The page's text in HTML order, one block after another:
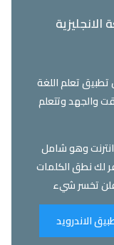
تطبيق تعلم اللغة
والجهد وتتعلم
وهو شامل
لك نطق الكلمات
فلن تخسر شيء
الاندرويد